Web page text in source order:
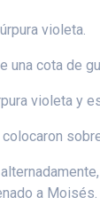
violeta.
una cota de
violeta y
a Moisés.